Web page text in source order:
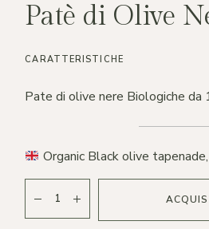
Patè di Olive
CARATTERISTICHE
Pate di olive nere Biologiche da
Organic Black olive
Patè di Olive Nere quantity